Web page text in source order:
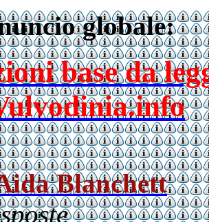
globale:
base da
Blanchett